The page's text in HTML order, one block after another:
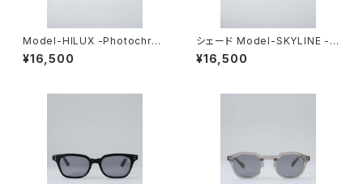
Model-HILUX -Photochro
mic-
¥16,500
シェード Model-SKYLINE -P
hotochromic-
¥16,500